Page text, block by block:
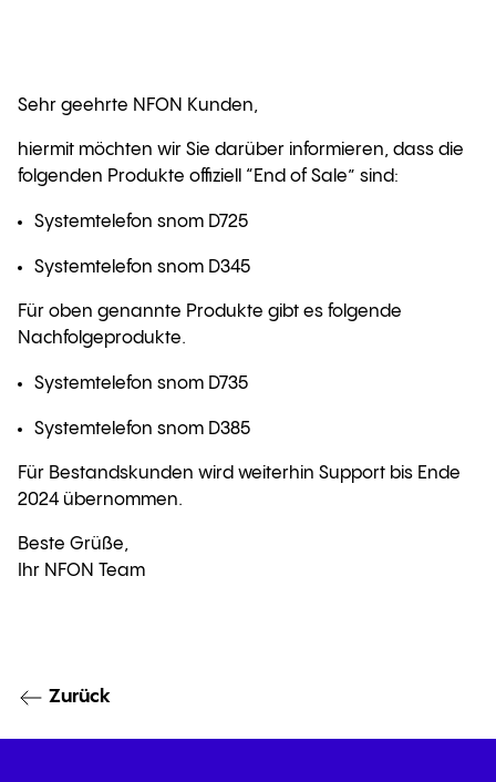
Sehr geehrte NFON Kunden,
hiermit möchten wir Sie darüber informieren, dass die
folgenden Produkte offiziell “End of Sale” sind:
Systemtelefon snom D725
Systemtelefon snom D345
Für oben genannte Produkte gibt es folgende
Nachfolgeprodukte.
Systemtelefon snom D735
Systemtelefon snom D385
Für Bestandskunden wird weiterhin Support bis Ende
2024 übernommen.
Beste Grüße,
Ihr NFON Team
Zurück